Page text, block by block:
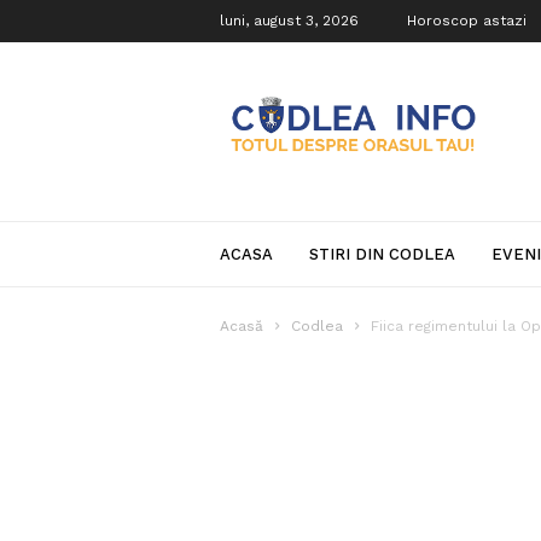
luni, august 3, 2026 Horoscop astazi
Info
ACASA STIRI DIN CODLEA
Acasă Codlea Fiica regimentului la